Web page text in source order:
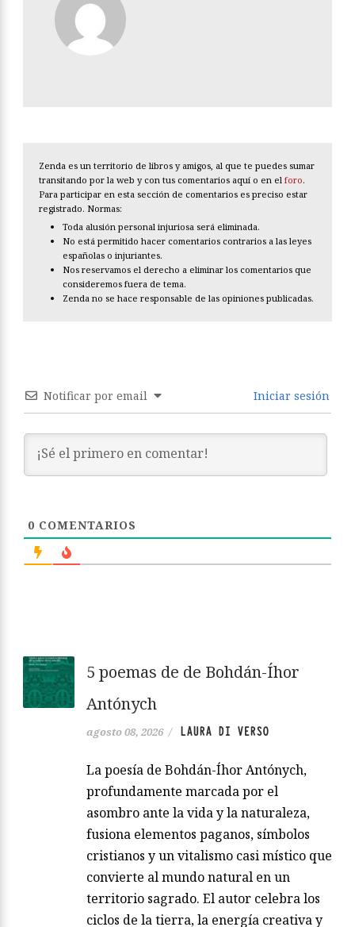
Zenda es un territorio de libros y amigos, al que te puedes sumar
transitando por la web y con tus comentarios aquí o en el foro.
Para participar en esta sección de comentarios es preciso estar
registrado. Normas:
Toda alusión personal injuriosa será eliminada.
No está permitido hacer comentarios contrarios a las leyes
españolas o injuriantes.
Nos reservamos el derecho a eliminar los comentarios que
consideremos fuera de tema.
Zenda no se hace responsable de las opiniones publicadas.
Notificar por email Iniciar sesión
0 COMENTARIOS
5 poemas de de Bohdán-Íhor
Antónych
agosto 08, 2026 / LAURA DI VERSO
La poesía de Bohdán-Íhor Antónych,
profundamente marcada por el
asombro ante la vida y la naturaleza,
fusiona elementos paganos, símbolos
cristianos y un vitalismo casi místico que
convierte al mundo natural en un
territorio sagrado. El autor celebra los
ciclos de la tierra, la energía creativa y